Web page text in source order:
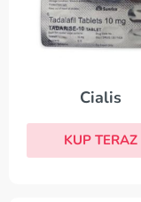
Cialis
KUP TERAZ